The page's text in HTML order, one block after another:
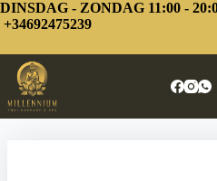
Overslaan
naar
DINSDAG - ZONDAG
+34692475239